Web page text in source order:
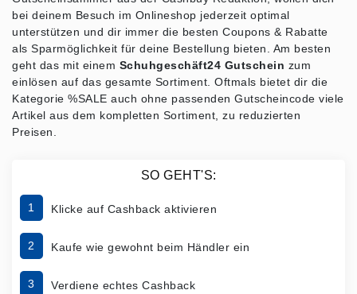
bei deinem Besuch im Onlineshop jederzeit optimal
unterstützen und dir immer die besten Coupons & Rabatte
als Sparmöglichkeit für deine Bestellung bieten. Am besten
geht das mit einem Schuhgeschäft24 Gutschein zum
einlösen auf das gesamte Sortiment. Oftmals bietet dir die
Kategorie %SALE auch ohne passenden Gutscheincode viele
Artikel aus dem kompletten Sortiment, zu reduzierten
Preisen.
SO GEHT'S:
1 Klicke auf Cashback aktivieren
2 Kaufe wie gewohnt beim Händler ein
3 Verdiene echtes Cashback